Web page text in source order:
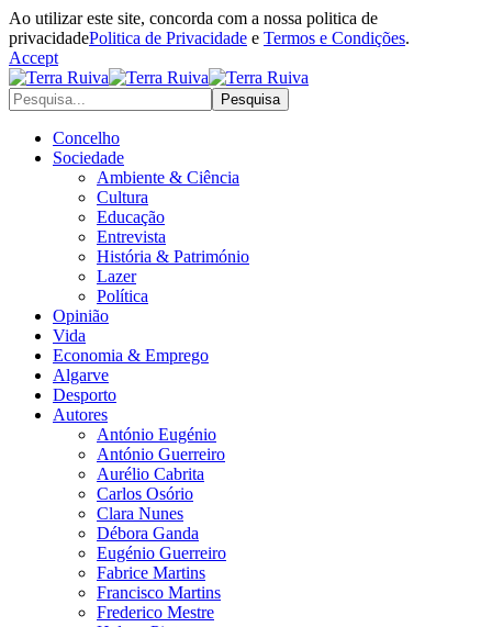
Ao utilizar este site, concorda com a nossa politica de
privacidadePolitica de Privacidade e Termos e Condições.
Accept
Concelho
Sociedade
Ambiente & Ciência
Cultura
Educação
Entrevista
História & Património
Lazer
Política
Opinião
Vida
Economia & Emprego
Algarve
Desporto
Autores
António Eugénio
António Guerreiro
Aurélio Cabrita
Carlos Osório
Clara Nunes
Débora Ganda
Eugénio Guerreiro
Fabrice Martins
Francisco Martins
Frederico Mestre